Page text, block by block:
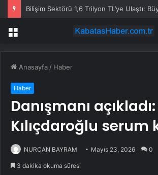
Menü
Anasayfa / Haber
Haber
Danışmanı
Kılıçdaroğlu serum
NURCAN BAYRAM Mayıs 23, 2026 0
3 dakika okuma süresi